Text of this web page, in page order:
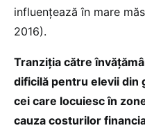
influențează în mare
2016).
Tranziția către
dificilă pentru elevii din
cei care locuiesc în
cauza costurilor